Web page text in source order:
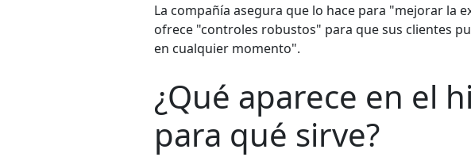
La compañía asegura que lo hace para "mejorar la
ofrece "controles robustos" para que sus clientes
en cualquier momento".
¿Qué aparece en el
para qué sirve?